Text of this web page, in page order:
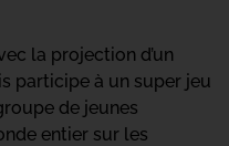
la projection d’un
participe à un super jeu
de jeunes
entier sur les